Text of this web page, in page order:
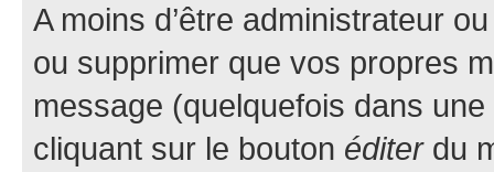
A moins d’être administrateur
ou supprimer que vos propres
message (quelquefois dans
cliquant sur le bouton éditerdu